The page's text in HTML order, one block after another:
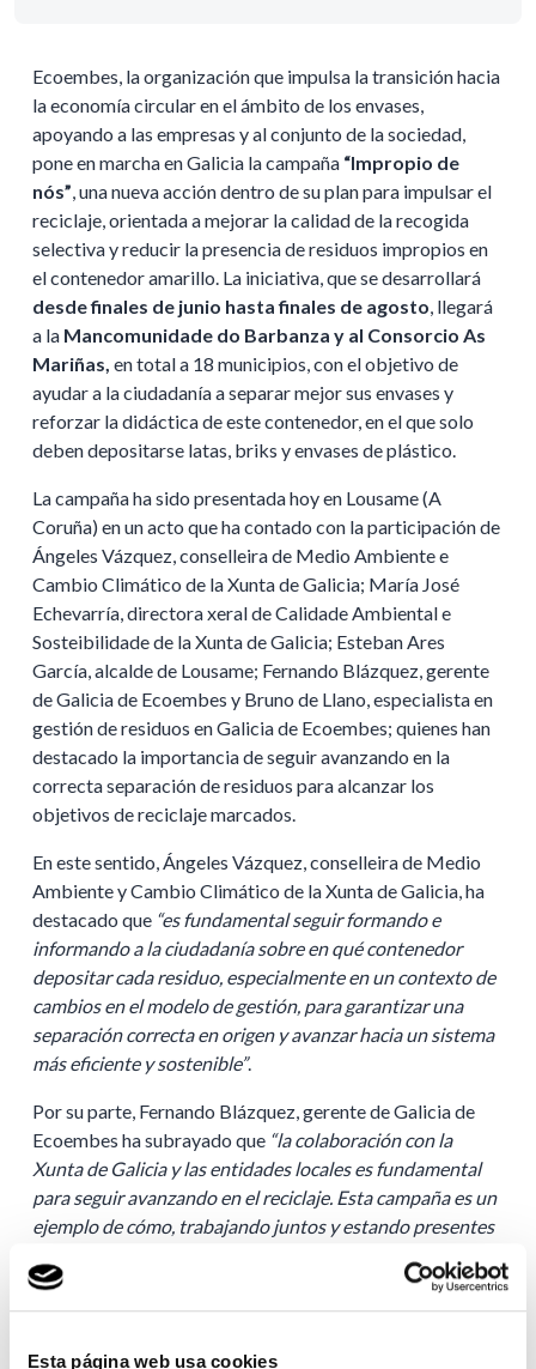
Esta página web usa cookies
Ecoembes, la organización que impulsa la transición hacia
la economía circular en el ámbito de los envases,
apoyando a las empresas y al conjunto de la sociedad,
pone en marcha en Galicia la campaña “Impropio de
nós”, una nueva acción dentro de su plan para impulsar el
reciclaje, orientada a mejorar la calidad de la recogida
selectiva y reducir la presencia de residuos impropios en
el contenedor amarillo. La iniciativa, que se desarrollará
desde finales de junio hasta finales de agosto, llegará
a la Mancomunidade do Barbanza y al Consorcio As
Mariñas, en total a 18 municipios, con el objetivo de
ayudar a la ciudadanía a separar mejor sus envases y
reforzar la didáctica de este contenedor, en el que solo
deben depositarse latas, briks y envases de plástico.
La campaña ha sido presentada hoy en Lousame (A
Coruña) en un acto que ha contado con la participación de
Ángeles Vázquez, conselleira de Medio Ambiente e
Cambio Climático de la Xunta de Galicia; María José
Echevarría, directora xeral de Calidade Ambiental e
Sosteibilidade de la Xunta de Galicia; Esteban Ares
García, alcalde de Lousame; Fernando Blázquez, gerente
de Galicia de Ecoembes y Bruno de Llano, especialista en
gestión de residuos en Galicia de Ecoembes; quienes han
destacado la importancia de seguir avanzando en la
correcta separación de residuos para alcanzar los
objetivos de reciclaje marcados.
En este sentido, Ángeles Vázquez, conselleira de Medio
Ambiente y Cambio Climático de la Xunta de Galicia, ha
destacado que “es fundamental seguir formando e
informando a la ciudadanía sobre en qué contenedor
depositar cada residuo, especialmente en un contexto de
cambios en el modelo de gestión, para garantizar una
separación correcta en origen y avanzar hacia un sistema
más eficiente y sostenible”.
Por su parte, Fernando Blázquez, gerente de Galicia de
Ecoembes ha subrayado que “la colaboración con la
Xunta de Galicia y las entidades locales es fundamental
para seguir avanzando en el reciclaje. Esta campaña es un
ejemplo de cómo, trabajando juntos y estando presentes
la recogida selectiva en el territorio”.
Ecoembes desarrolla con las administraciones y